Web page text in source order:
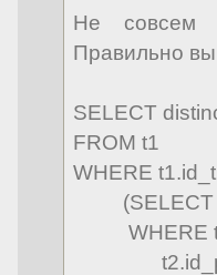
Не совсем
Правильно
SELECT
FROM t1
WHERE
(SELECT
WHERE
t2.id_pr =